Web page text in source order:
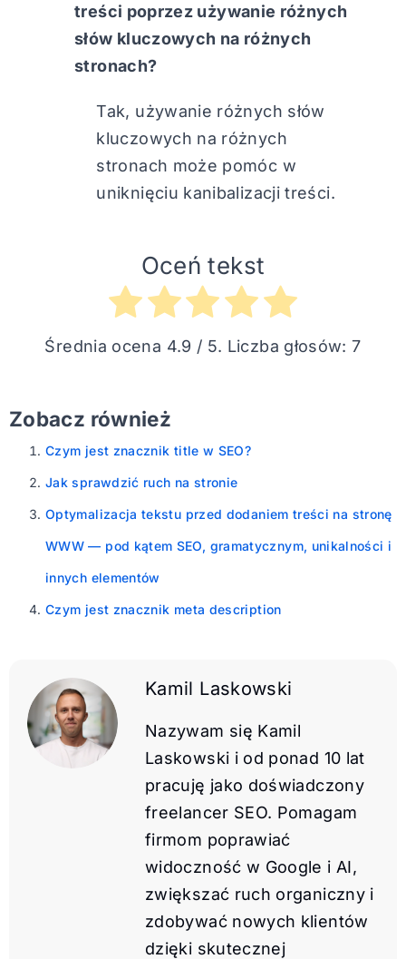
treści poprzez używanie różnych
słów kluczowych na różnych
stronach?
Tak, używanie różnych słów
kluczowych na różnych
stronach może pomóc w
uniknięciu kanibalizacji treści.
Oceń tekst
Średnia ocena 4.9 / 5. Liczba głosów:7
Zobacz również
Czym jest znacznik title w SEO?
Jak sprawdzić ruch na stronie
Optymalizacja tekstu przed dodaniem treści na stronę
WWW — pod kątem SEO, gramatycznym, unikalności i
innych elementów
Czym jest znacznik meta description
Kamil Laskowski
Nazywam się Kamil
Laskowski i od ponad 10 lat
pracuję jako doświadczony
freelancer SEO. Pomagam
firmom poprawiać
widoczność w Google i AI,
zwiększać ruch organiczny i
zdobywać nowych klientów
dzięki skutecznej